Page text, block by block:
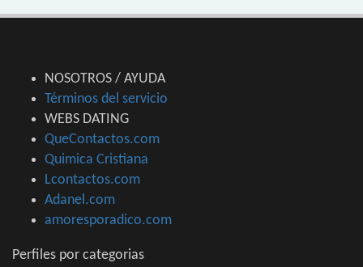
NOSOTROS / AYUDA
Términos del servicio
WEBS DATING
QueContactos.com
Quimica Cristiana
Lcontactos.com
Adanel.com
amoresporadico.com
Perfiles por categorias